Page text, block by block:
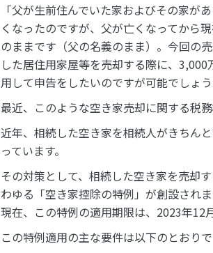
「父が生前住んでいた家およびその家が
くなったのですが、父が亡くなってから
のままです（父の名義のまま）。今回の
した居住用家屋等を売却する際に、
用して申告をしたいのですが可能でしょう
最近、このような空き家売却に関する税務
近年、相続した空き家を相続人がきちん
っています。
その対策として、相続した空き家を売却
わゆる「空き家控除の特例」が創設されま
現在、この特例の適用期限は、2023年12
この特例適用の主な要件は以下のとおりで